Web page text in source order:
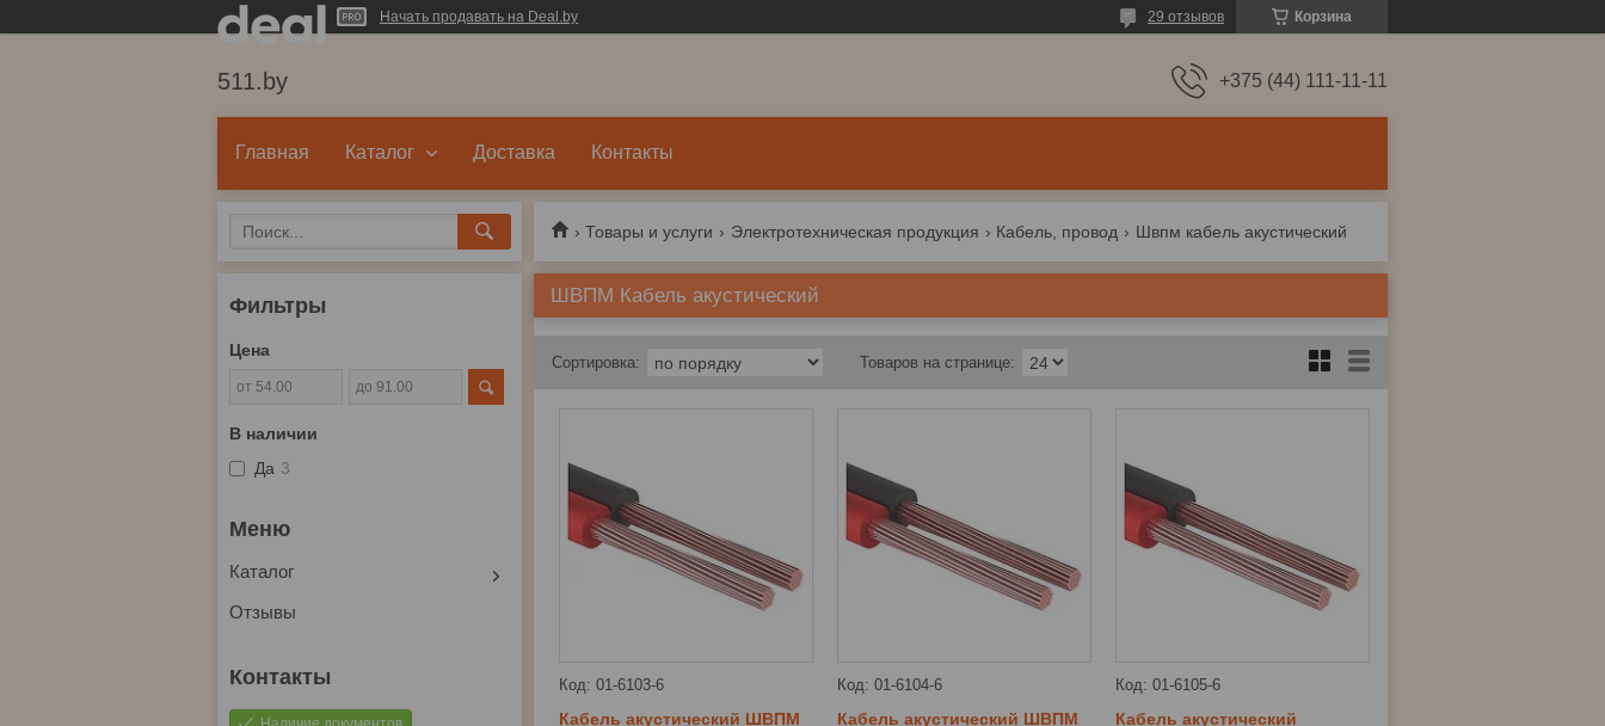
Начать продавать на Deal.by Корзина
29 отзывов
511.by +375 (44) 111-11-11
Главная Каталог Доставка Контакты
Товары и услуги Электротехническая продукция Кабель, провод Швпм кабель акустический
ШВПМ Кабель акустический
01-6103-6
Кабель акустический ШВПМ
01-6104-6
Кабель акустический ШВПМ
01-6105-6
Кабель акустический
Фильтры
Цена
В наличии
Да 3
Каталог
Отзывы